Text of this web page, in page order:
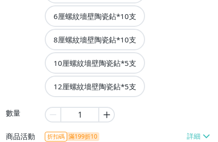
6厘螺紋墻壁陶瓷鉆*10支
8厘螺紋墻壁陶瓷鉆*10支
10厘螺紋墻壁陶瓷鉆*5支
12厘螺紋墻壁陶瓷鉆*5支
數量
商品活動 折扣碼 滿199折10